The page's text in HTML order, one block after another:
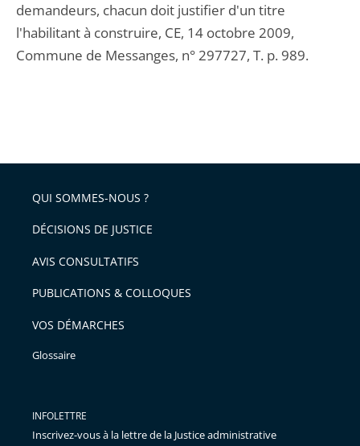
demandeurs, chacun doit justifier d'un titre
l'habilitant à construire, CE, 14 octobre 2009,
Commune de Messanges, n° 297727, T. p. 989.
QUI SOMMES-NOUS ?
DÉCISIONS DE JUSTICE
AVIS CONSULTATIFS
PUBLICATIONS & COLLOQUES
VOS DÉMARCHES
Glossaire
INFOLETTRE
Inscrivez-vous à la lettre de la Justice administrative